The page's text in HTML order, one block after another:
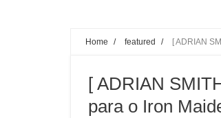
Home / featured / [ ADRIAN
[ ADRIAN
para o Iron